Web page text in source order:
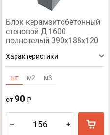
Блок керамзитобетонный
стеновой Д 1600
полнотелый 390х188х120
Характеристики
шт м2 м3
от90 ₽
– +